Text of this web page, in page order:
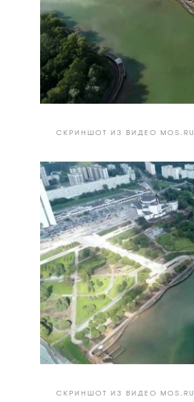
СКРИНШОТ ИЗ ВИДЕО MOS.RU
СКРИНШОТ ИЗ ВИДЕО MOS.RU